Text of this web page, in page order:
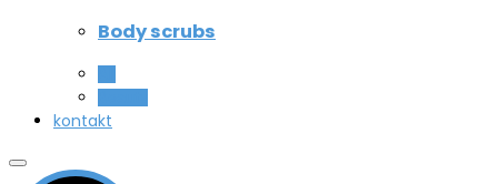
Body scrubs
kontakt